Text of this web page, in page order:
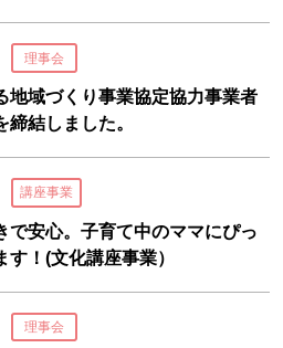
理事会
地域づくり事業協定協力事業者
結しました。
講座事業
で安心。子育て中のママにぴっ
！(文化講座事業）
理事会